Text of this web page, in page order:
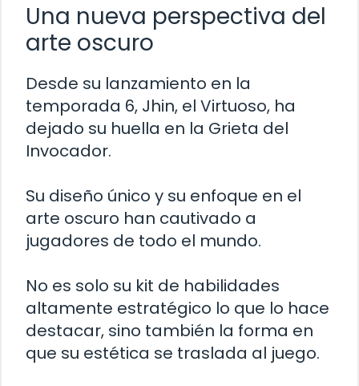
Una nueva perspectiva del
arte oscuro
Desde su lanzamiento en la
temporada 6, Jhin, el Virtuoso, ha
dejado su huella en la Grieta del
Invocador.
Su diseño único y su enfoque en el
arte oscuro han cautivado a
jugadores de todo el mundo.
No es solo su kit de habilidades
altamente estratégico lo que lo hace
destacar, sino también la forma en
que su estética se traslada al juego.